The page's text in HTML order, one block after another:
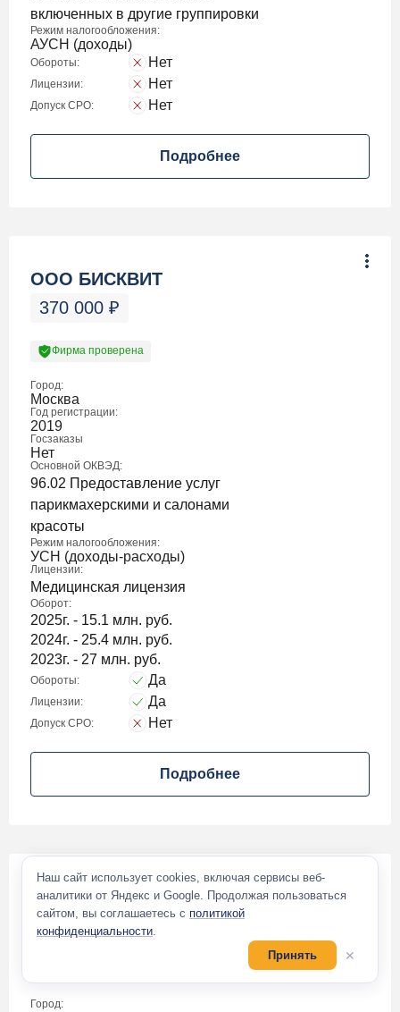
включенных в другие группировки
Режим налогообложения:
АУСН (доходы)
Обороты: Нет
Лицензии: Нет
Допуск СРО: Нет
Подробнее
ООО БИСКВИТ
370 000 ₽
Фирма проверена
Город:
Москва
Год регистрации:
2019
Госзаказы
Нет
Основной ОКВЭД:
96.02 Предоставление услуг
парикмахерскими и салонами
красоты
Режим налогообложения:
УСН (доходы-расходы)
Лицензии:
Медицинская лицензия
Оборот:
2025г. - 15.1 млн. руб.
2024г. - 25.4 млн. руб.
2023г. - 27 млн. руб.
Обороты: Да
Лицензии: Да
Допуск СРО: Нет
Подробнее
ООО ЭФФЕКТ
150 000₽
Город:
Наш сайт использует cookies, включая сервисы веб-
аналитики от Яндекс и Google. Продолжая пользоваться
сайтом, вы соглашаетесь с политикой
конфиденциальности.
Принять
✕